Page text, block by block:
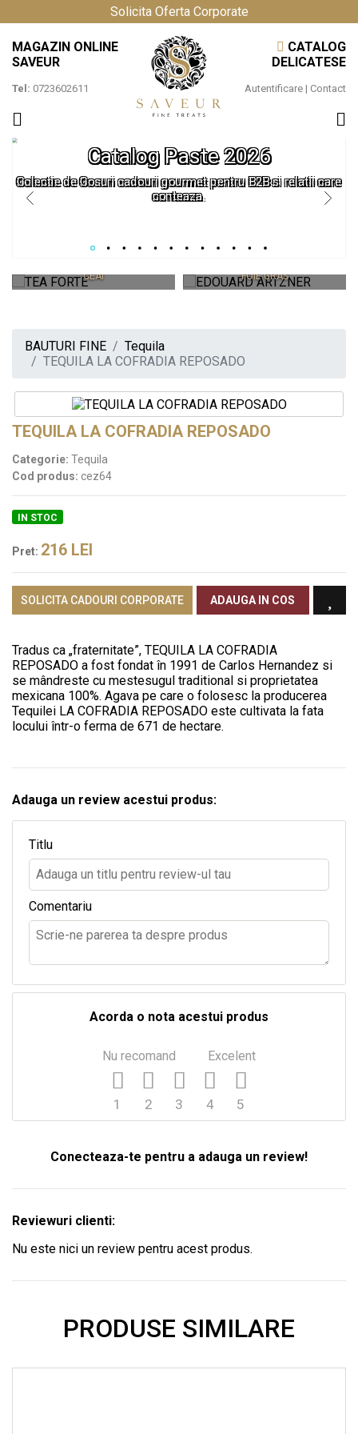
Solicita Oferta Corporate
MAGAZIN ONLINE
SAVEUR
Tel: 0723602611
CATALOG
DELICATESE
Autentificare | Contact
Catalog Paste 2026
Colectie de Cosuri cadouri gourmet pentru B2B si relatii care
conteaza.
TEA FORTE
CEAI
FOIE GRAS
BAUTURI FINE
Tequila
TEQUILA LA COFRADIA REPOSADO
TEQUILA LA COFRADIA REPOSADO
Categorie: Tequila
Cod produs: cez64
IN STOC
Pret: 216 LEI
SOLICITA CADOURI CORPORATE ADAUGA IN COS
Tradus ca „fraternitate”, TEQUILA LA COFRADIA
REPOSADO a fost fondat în 1991 de Carlos Hernandez si
se mândreste cu mestesugul traditional si proprietatea
mexicana 100%. Agava pe care o folosesc la producerea
Tequilei LA COFRADIA REPOSADO este cultivata la fata
locului într-o ferma de 671 de hectare.
Adauga un review acestui produs:
Titlu
Comentariu
Acorda o nota acestui produs
Nu recomand Excelent
5
4
3
2
1
Conecteaza-te pentru a adauga un review!
Reviewuri clienti:
Nu este nici un review pentru acest produs.
PRODUSE SIMILARE